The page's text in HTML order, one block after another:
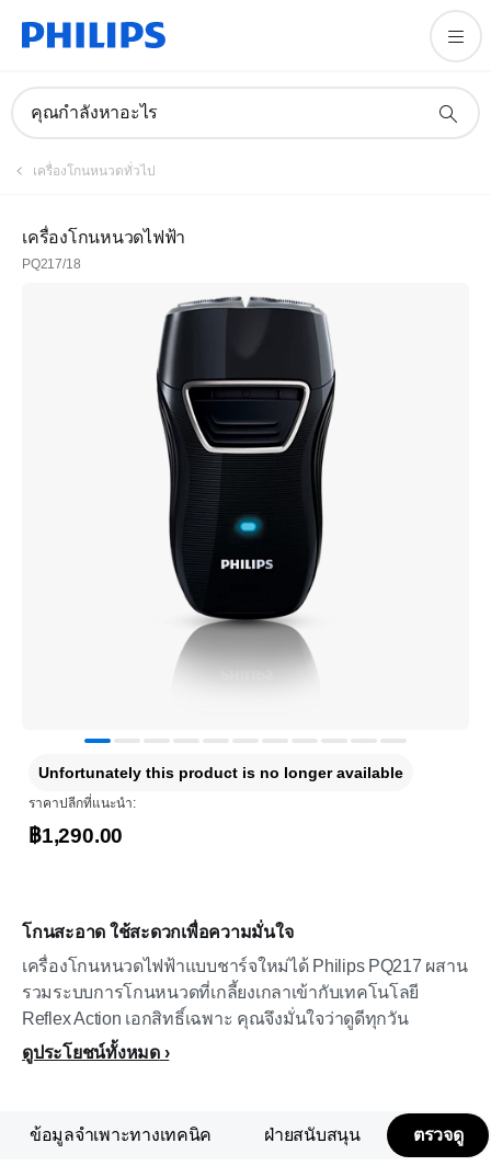
คุณกำลังหาอะไร
เครื่องโกนหนวดทั่วไป
เครื่องโกนหนวดไฟฟ้า
PQ217/18
โกนสะอาด ใช้สะดวกเพื่อความมั่นใจ
เครื่องโกนหนวดไฟฟ้าแบบชาร์จใหม่ได้ Philips PQ217 ผสาน
รวมระบบการโกนหนวดที่เกลี้ยงเกลาเข้ากับเทคโนโลยี
Reflex Action เอกสิทธิ์เฉพาะ คุณจึงมั่นใจว่าดูดีทุกวัน
ดูประโยชน์ทั้งหมด
Unfortunately this product is no longer available
ราคาปลีกที่แนะนำ:
฿1,290.00
ข้อมูลจำเพาะทางเทคนิค ฝ่ายสนับสนุน ตรวจดู